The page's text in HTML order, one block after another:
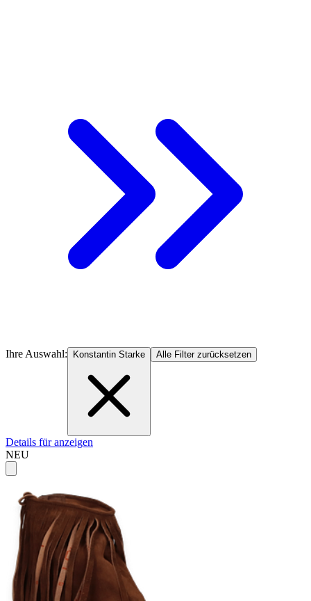
Ihre Auswahl: Konstantin Starke Alle Filter zurücksetzen
Details für anzeigen
NEU